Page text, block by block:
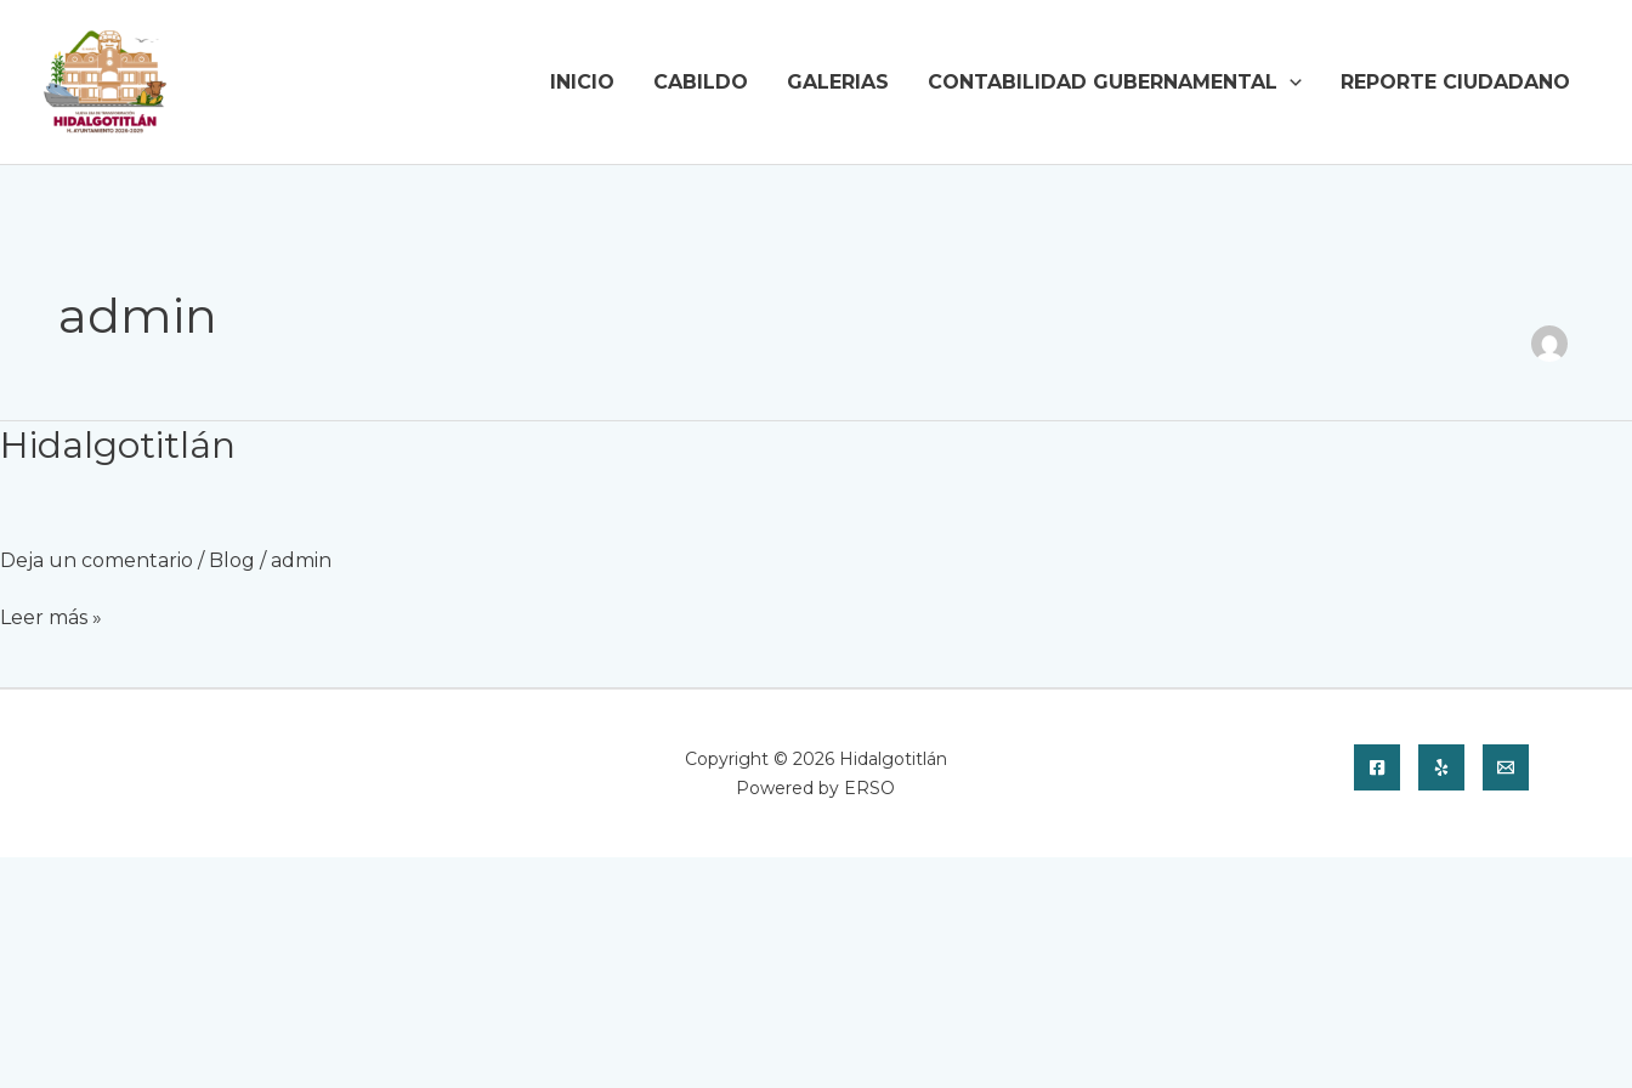
contenido
INICIO CABILDO GALERIAS CONTABILIDAD GUBERNAMENTAL REPORTE CIUDADANO
admin
Hidalgotitlán
Deja un comentario / Blog /admin
Hidalgotitlán
Leer más »
Copyright © 2026 Hidalgotitlán
Powered by ERSO